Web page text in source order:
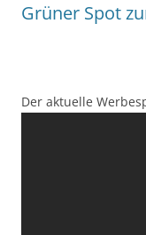
Grüner Spot
Der aktuelle